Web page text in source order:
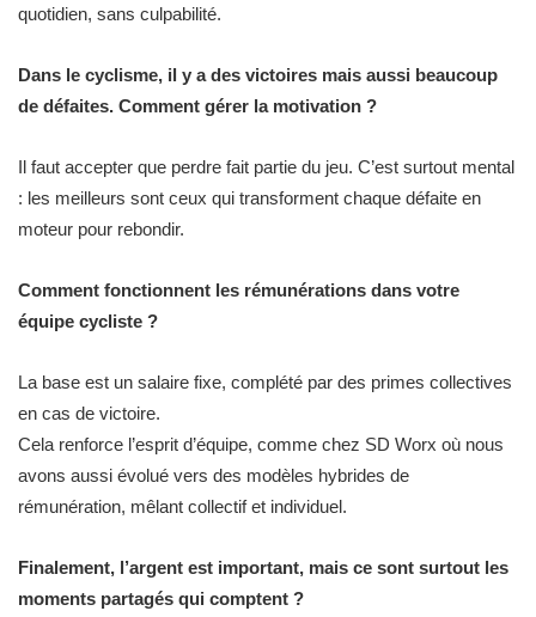
quotidien, sans culpabilité.
Dans le cyclisme, il y a des victoires mais aussi beaucoup
de défaites. Comment gérer la motivation ?
Il faut accepter que perdre fait partie du jeu. C’est surtout mental
: les meilleurs sont ceux qui transforment chaque défaite en
moteur pour rebondir.
Comment fonctionnent les rémunérations dans votre
équipe cycliste ?
La base est un salaire fixe, complété par des primes collectives
en cas de victoire.
Cela renforce l’esprit d’équipe, comme chez SD Worx où nous
avons aussi évolué vers des modèles hybrides de
rémunération, mêlant collectif et individuel.
Finalement, l’argent est important, mais ce sont surtout les
moments partagés qui comptent ?